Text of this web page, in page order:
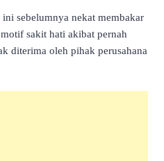
sebelumnya nekat membakar
sakit hati akibat pernah
diterima oleh pihak perusahana